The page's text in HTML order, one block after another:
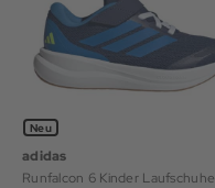
Neu
adidas
Runfalcon 6 Kinder Laufschuhe